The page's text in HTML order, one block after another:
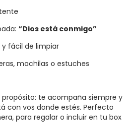
“Dios está conmigo”
y fácil de limpiar
mochilas o estuches
te acompaña siempre y
con vos donde estés. Perfecto
para regalar o incluir en tu box